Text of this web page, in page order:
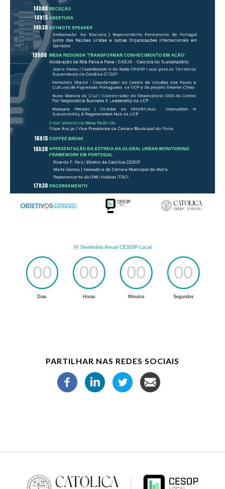
PARTILHAR NAS REDES SOCIAIS